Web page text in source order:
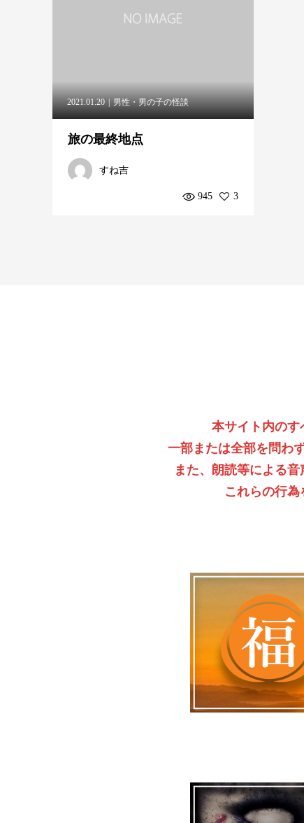
2021.01.20 男性・男の子の怪談
旅の最終地点
すね吉
945 3
本サイト内のす
一部または全部を問わ
また、朗読等による
これらの行為